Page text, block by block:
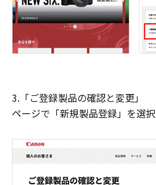
3.「ご登録製品の確認と変更」
ページで「新規製品登録」を選択